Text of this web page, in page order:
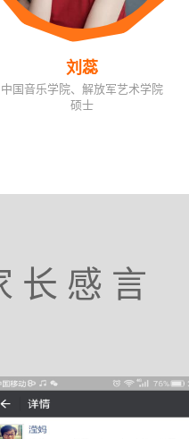
刘蕊
中国音乐学院、解放军艺术学院
硕士
长感言